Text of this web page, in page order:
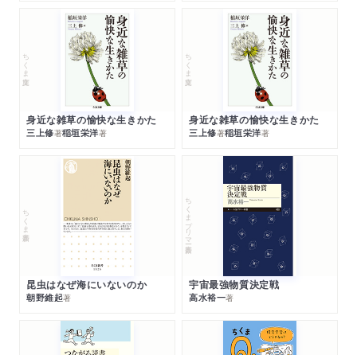
ちくま文庫
身近な雑草の愉快な生きかた
三上修著稲垣栄洋著
ちくま文庫
身近な雑草の愉快な生きかた
三上修著稲垣栄洋著
ちくま新書
昆虫はなぜ海にいないのか
朝野維起著
ちくまプリマー新書
宇宙最強物質決定戦
高水裕一著